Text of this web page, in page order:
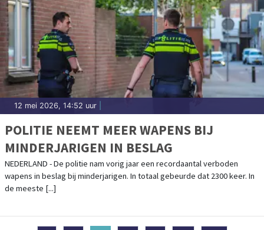
12 mei 2026, 14:52 uur
POLITIE NEEMT MEER WAPENS BIJ
MINDERJARIGEN IN BESLAG
NEDERLAND - De politie nam vorig jaar een recordaantal verboden
wapens in beslag bij minderjarigen. In totaal gebeurde dat 2300 keer. In
de meeste [...]